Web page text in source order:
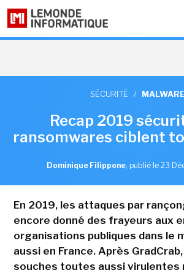
SÉCURITÉ / MALWARE
Recap 2019
ransomwares ciblent
Dominique Filippone, publié le 23
En 2019, les attaques par
encore donné des frayeurs aux
organisations publiques dans le
aussi en France. Après
souches toutes aussi virulentes